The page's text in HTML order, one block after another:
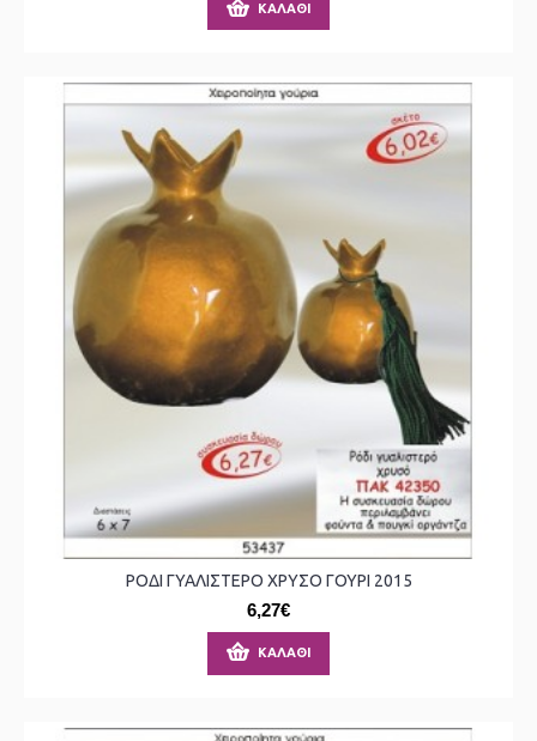
ΚΑΛΆΘΙ
ΡΟΔΙ ΓΥΑΛΙΣΤΕΡΟ ΧΡΥΣΟ ΓΟΥΡΙ 2015
6,27€
ΚΑΛΆΘΙ